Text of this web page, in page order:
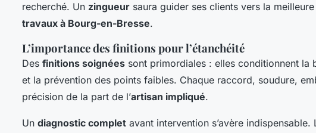
recherché. Un zingueur saura guider ses clients vers la
travaux à Bourg-en-Bresse.
L’importance des finitions pour l’étanchéité
Des finitions soignées sont primordiales : elles conditionnent la
et la prévention des points faibles. Chaque raccord, soudure,
précision de la part de l’artisan impliqué.
Un diagnostic complet avant intervention s’avère indispensable.